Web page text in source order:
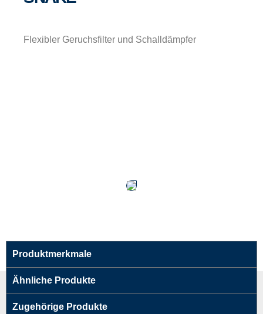
Flexibler Geruchsfilter und Schalldämpfer
Produktmerkmale
Ähnliche Produkte
Zugehörige Produkte